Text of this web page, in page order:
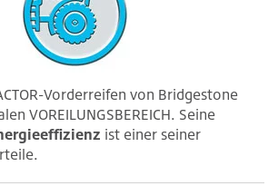
Vorderreifen von Bridgestone
VOREILUNGSBEREICH. Seine
ist einer seiner